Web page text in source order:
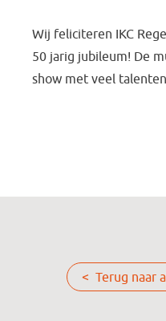
Wij feliciteren IKC
50 jarig jubileum! De
show met veel
< Terug naar